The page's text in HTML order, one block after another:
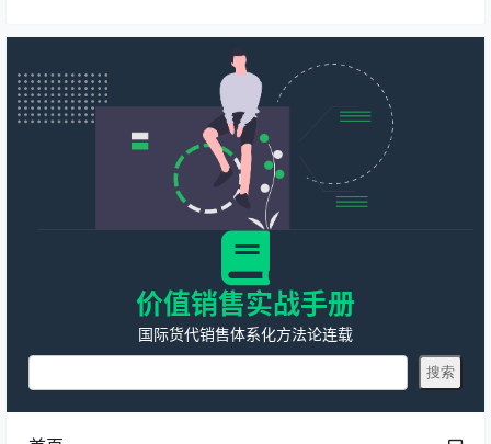
价值销售实战手册
国际货代销售体系化方法论连载